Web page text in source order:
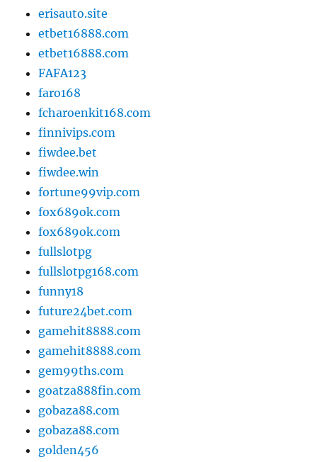
erisauto.site
etbet16888.com
etbet16888.com
FAFA123
faro168
fcharoenkit168.com
finnivips.com
fiwdee.bet
fiwdee.win
fortune99vip.com
fox689ok.com
fox689ok.com
fullslotpg
fullslotpg168.com
funny18
future24bet.com
gamehit8888.com
gamehit8888.com
gem99ths.com
goatza888fin.com
gobaza88.com
gobaza88.com
golden456